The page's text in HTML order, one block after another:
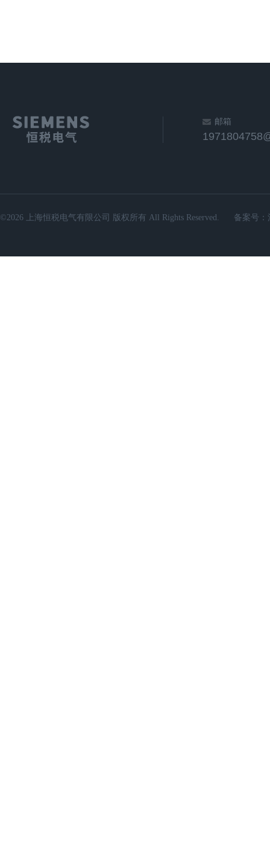
邮箱
©2026 上海恒税电气有限公司 版权所有 All Rights Reserved. 备案号：